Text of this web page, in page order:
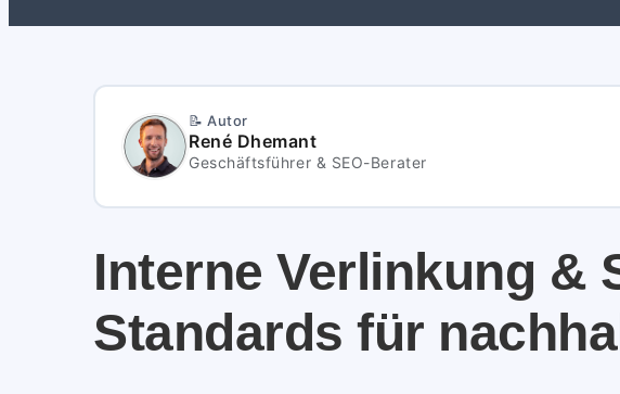
📝 Autor
René Dhemant
Geschäftsführer & SEO-Berater
Interne Verlinkung &
Standards für